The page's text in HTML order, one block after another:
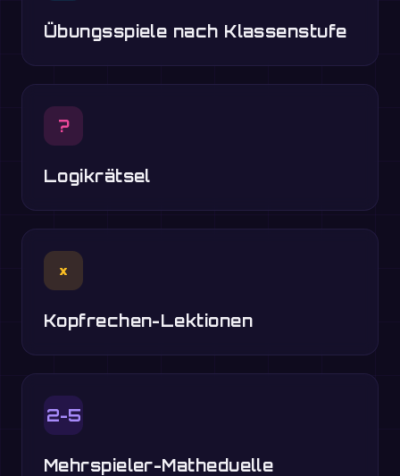
Übungsspiele nach Klassenstufe
?
Logikrätsel
×
Kopfrechen-Lektionen
2-5
Mehrspieler-Matheduelle